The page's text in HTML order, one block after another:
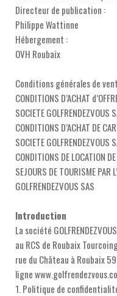
Directeur de publication :
Philippe Wattinne
Hébergement :
OVH Roubaix
Conditions générales de
CONDITIONS D’ACHAT
SOCIETE GOLFRENDEZVOUS
CONDITIONS D’ACHAT DE
SOCIETE GOLFRENDEZVOUS
CONDITIONS DE LOCATION
SEJOURS DE TOURISME PAR
GOLFRENDEZVOUS SAS
Introduction
La société
au RCS de Roubaix
rue du Château à Roubaix
ligne
1. Politique de